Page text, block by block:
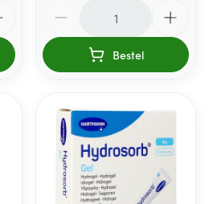
Bestel